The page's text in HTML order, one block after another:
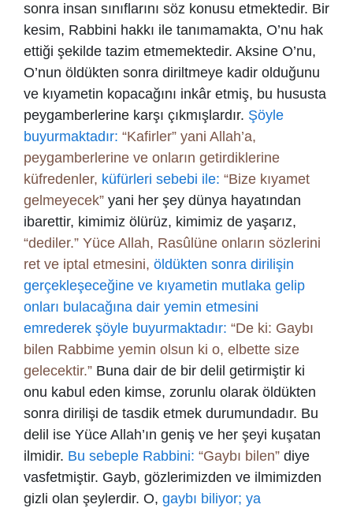
sonra insan sınıflarını söz konusu etmektedir. Bir
kesim, Rabbini hakkı ile tanımamakta, O’nu hak
ettiği şekilde tazim etmemektedir. Aksine O’nu,
O’nun öldükten sonra diriltmeye kadir olduğunu
ve kıyametin kopacağını inkâr etmiş, bu hususta
peygamberlerine karşı çıkmışlardır. Şöyle
buyurmaktadır: “Kafirler” yani Allah’a,
peygamberlerine ve onların getirdiklerine
küfredenler, küfürleri sebebi ile: “Bize kıyamet
gelmeyecek” yani her şey dünya hayatından
ibarettir, kimimiz ölürüz, kimimiz de yaşarız,
“dediler.” Yüce Allah, Rasûlüne onların sözlerini
ret ve iptal etmesini, öldükten sonra dirilişin
gerçekleşeceğine ve kıyametin mutlaka gelip
onları bulacağına dair yemin etmesini
emrederek şöyle buyurmaktadır: “De ki: Gaybı
bilen Rabbime yemin olsun ki o, elbette size
gelecektir.” Buna dair de bir delil getirmiştir ki
onu kabul eden kimse, zorunlu olarak öldükten
sonra dirilişi de tasdik etmek durumundadır. Bu
delil ise Yüce Allah’ın geniş ve her şeyi kuşatan
ilmidir. Bu sebeple Rabbini: “Gaybı bilen” diye
vasfetmiştir. Gayb, gözlerimizden ve ilmimizden
gizli olan şeylerdir. O, gaybı biliyor; ya